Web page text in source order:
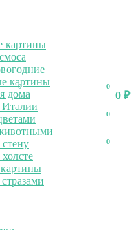
0
0 ₽
0
0
0
картины
картины
дома